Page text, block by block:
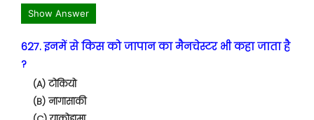
Show Answer
627. इनमें से किस को जापान का मैनचेस्टर भी कहा जाता है
?
(A) टोकियो
(B) नागासाकी